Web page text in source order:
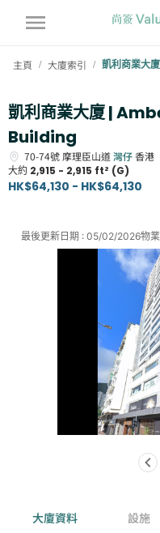
主頁 / 大廈索引 / 凱利商業大廈
凱利商業大廈 |
Building
70-74號 摩理臣山道灣仔香港
大約 2,915 - 2,915 ft² (G)
HK$64,130 - HK$64,130
物
最後更新日期 : 05/02/2026
大廈資料 設施